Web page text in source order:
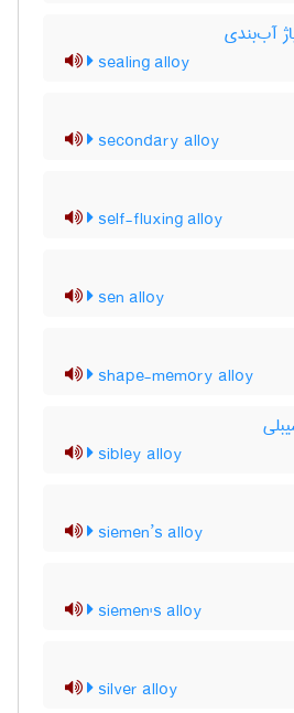
آب‌بندی
sealing alloy
secondary alloy
self-fluxing alloy
sen alloy
shape-memory alloy
sibley alloy
siemen’s alloy
siemen's alloy
silver alloy